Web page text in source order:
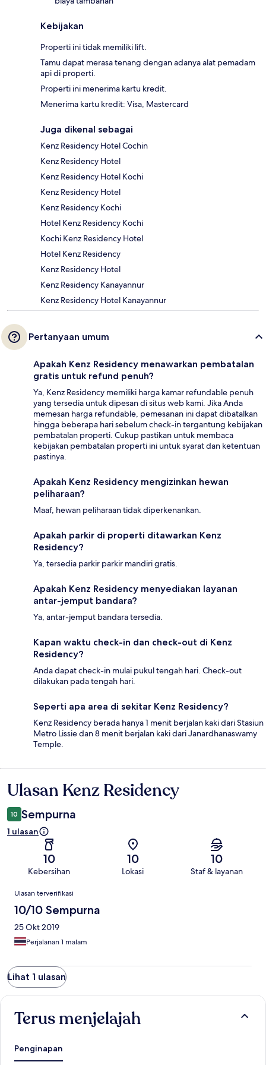
Kebijakan
Properti ini tidak memiliki lift.
Tamu dapat merasa tenang dengan adanya alat pemadam
api di properti.
Properti ini menerima kartu kredit.
Menerima kartu kredit: Visa, Mastercard
Juga dikenal sebagai
Kenz Residency Hotel Cochin
Kenz Residency Hotel
Kenz Residency Hotel Kochi
Kenz Residency Hotel
Kenz Residency Kochi
Hotel Kenz Residency Kochi
Kochi Kenz Residency Hotel
Hotel Kenz Residency
Kenz Residency Hotel
Kenz Residency Kanayannur
Kenz Residency Hotel Kanayannur
Pertanyaan umum
Apakah Kenz Residency menawarkan pembatalan
gratis untuk refund penuh?
Ya, Kenz Residency memiliki harga kamar refundable penuh
yang tersedia untuk dipesan di situs web kami. Jika Anda
memesan harga refundable, pemesanan ini dapat dibatalkan
hingga beberapa hari sebelum check-in tergantung kebijakan
pembatalan properti. Cukup pastikan untuk membaca
kebijakan pembatalan properti ini untuk syarat dan ketentuan
pastinya.
Apakah Kenz Residency mengizinkan hewan
peliharaan?
Maaf, hewan peliharaan tidak diperkenankan.
Apakah parkir di properti ditawarkan Kenz
Residency?
Ya, tersedia parkir parkir mandiri gratis.
Apakah Kenz Residency menyediakan layanan
antar-jemput bandara?
Ya, antar-jemput bandara tersedia.
Kapan waktu check-in dan check-out di Kenz
Residency?
Anda dapat check-in mulai pukul tengah hari. Check-out
dilakukan pada tengah hari.
Seperti apa area di sekitar Kenz Residency?
Kenz Residency berada hanya 1 menit berjalan kaki dari Stasiun
Metro Lissie dan 8 menit berjalan kaki dari Janardhanaswamy
Temple.
Ulasan
Ulasan Kenz Residency
10 Sempurna
1 ulasan
10
Kebersihan
10
Lokasi
10
Staf & layanan
Ulasan
Ulasan terverifikasi
10/10 Sempurna
25 Okt 2019
Perjalanan 1 malam
Lihat 1 ulasan
Terus menjelajah
Penginapan